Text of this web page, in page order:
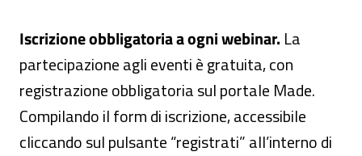
Iscrizione obbligatoria a ogni webinar. La
partecipazione agli eventi è gratuita, con
registrazione obbligatoria sul portale Made.
Compilando il form di iscrizione, accessibile
cliccando sul pulsante “registrati” all’interno di